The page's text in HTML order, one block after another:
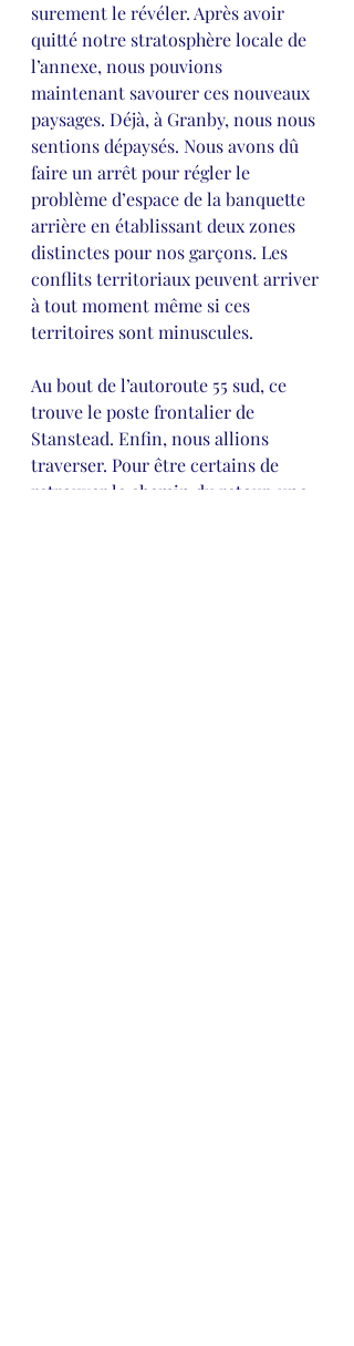
surement le révéler. Après avoir
quitté notre stratosphère locale de
l’annexe, nous pouvions
maintenant savourer ces nouveaux
paysages. Déjà, à Granby, nous nous
sentions dépaysés. Nous avons dû
faire un arrêt pour régler le
problème d’espace de la banquette
arrière en établissant deux zones
distinctes pour nos garçons. Les
conflits territoriaux peuvent arriver
à tout moment même si ces
territoires sont minuscules.
Au bout de l’autoroute 55 sud, ce
trouve le poste frontalier de
Stanstead. Enfin, nous allions
traverser. Pour être certains de
retrouver le chemin du retour, une